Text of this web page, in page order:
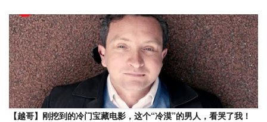
【越哥】刚挖到的冷门宝藏电影，这个“冷漠”的男人，看哭了我！